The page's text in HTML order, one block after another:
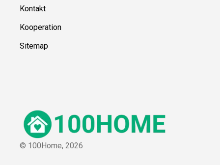
Kontakt
Kooperation
Sitemap
© 100Home, 2026